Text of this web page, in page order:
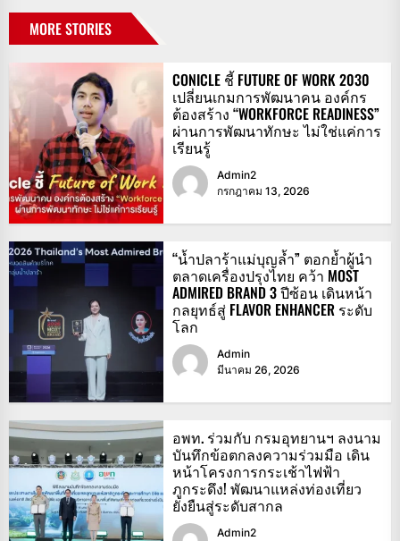
MORE STORIES
CONICLE ชี้ FUTURE OF WORK 2030
เปลี่ยนเกมการพัฒนาคน องค์กร
ต้องสร้าง “WORKFORCE READINESS”
ผ่านการพัฒนาทักษะ ไม่ใช่แค่การ
เรียนรู้
Admin2
กรกฎาคม 13, 2026
“น้ำปลาร้าแม่บุญล้ำ” ตอกย้ำผู้นำ
ตลาดเครื่องปรุงไทย คว้า MOST
ADMIRED BRAND 3 ปีซ้อน เดินหน้า
กลยุทธ์สู่ FLAVOR ENHANCER ระดับ
โลก
Admin
มีนาคม 26, 2026
อพท. ร่วมกับ กรมอุทยานฯ ลงนาม
บันทึกข้อตกลงความร่วมมือ เดิน
หน้าโครงการกระเช้าไฟฟ้า
ภูกระดึง! พัฒนาแหล่งท่องเที่ยว
ยั่งยืนสู่ระดับสากล
Admin2